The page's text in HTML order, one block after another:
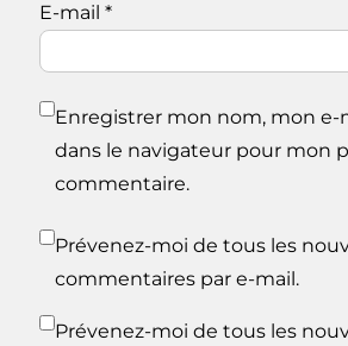
E-mail *
Enregistrer mon nom, mon e-
dans le navigateur pour mon
commentaire.
Prévenez-moi de tous les
commentaires par e-mail.
Prévenez-moi de tous les